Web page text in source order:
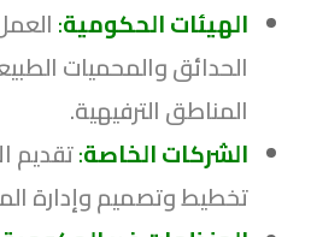
الهيئات الحكومية:
الحدائق والمحميات
المناطق الترفيهية.
الشركات الخاصة:تقديم
تخطيط وتصميم وإدارة